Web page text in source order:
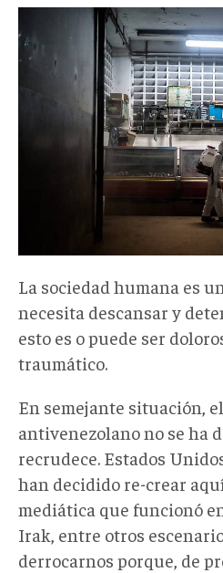
La sociedad humana es
necesita descansar y
esto es o puede ser
traumático.
En semejante situación,
antivenezolano no se ha
recrudece. Estados
han decidido re-crear
mediática que funcionó
Irak, entre otros
derrocarnos porque, de